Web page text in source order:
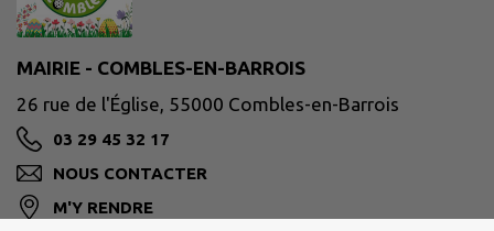
MAIRIE - COMBLES-EN-BARROIS
26 rue de l'Église, 55000 Combles-en-Barrois
03 29 45 32 17
NOUS CONTACTER
M'Y RENDRE